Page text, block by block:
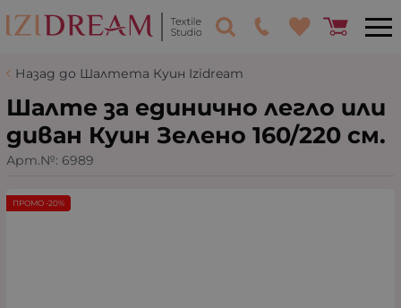
Назад до Шалтета Куин Izidream
Шалте за единично легло или
диван Куин Зелено 160/220 см.
Арт.№: 6989
ПРОМО -20%